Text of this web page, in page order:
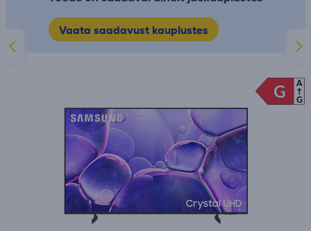
Vaata saadavust kauplustes
G
G
A
G